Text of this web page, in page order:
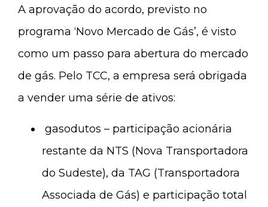
A aprovação do acordo, previsto no
programa ‘Novo Mercado de Gás’, é visto
como um passo para abertura do mercado
de gás. Pelo TCC, a empresa será obrigada
a vender uma série de ativos:
gasodutos – participação acionária
restante da NTS (Nova Transportadora
do Sudeste), da TAG (Transportadora
Associada de Gás) e participação total